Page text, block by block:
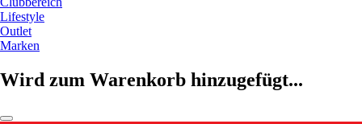
Lifestyle
Outlet
Marken
Wird zum Warenkorb hinzugefügt...